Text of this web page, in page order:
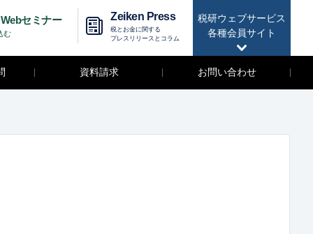
税研ウェブサービス
各種会員サイト
セミナー
む
Zeiken Press
税とお金に関する
プレスリリースとコラム
資料請求 お問い合わせ